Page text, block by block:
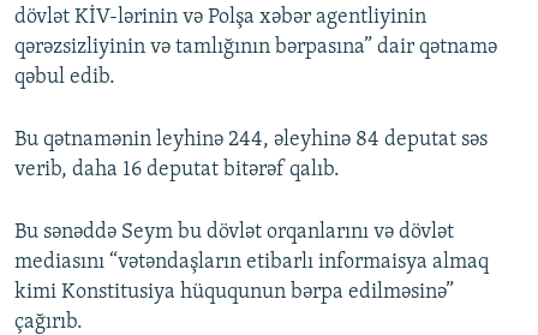
dövlət KİV-lərinin və Polşa xəbər agentliyinin
qərəzsizliyinin və tamlığının bərpasına” dair qətnamə
qəbul edib.
Bu qətnamənin leyhinə 244, əleyhinə 84 deputat səs
verib, daha 16 deputat bitərəf qalıb.
Bu sənəddə Seym bu dövlət orqanlarını və dövlət
mediasını “vətəndaşların etibarlı informaisya almaq
kimi Konstitusiya hüququnun bərpa edilməsinə”
çağırıb.